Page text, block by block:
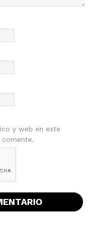
y web en este
comente.